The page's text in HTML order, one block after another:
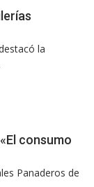
la
consumo
Panaderos de